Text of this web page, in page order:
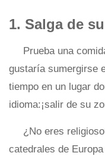
1. Salga de
Prueba una
gustaría sumergirse
tiempo en un lugar
idioma:¡salir de su
¿No eres
catedrales de